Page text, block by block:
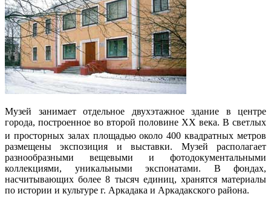
Музей занимает отдельное двухэтажное здание в центре
города, построенное во второй половине XX века. В светлых
и просторных залах площадью около 400 квадратных метров
размещены экспозиция и выставки. Музей располагает
разнообразными вещевыми и фотодокументальными
коллекциями, уникальными экспонатами. В фондах,
насчитывающих более 8 тысяч единиц, хранятся материалы
по истории и культуре г. Аркадака и Аркадакского района.